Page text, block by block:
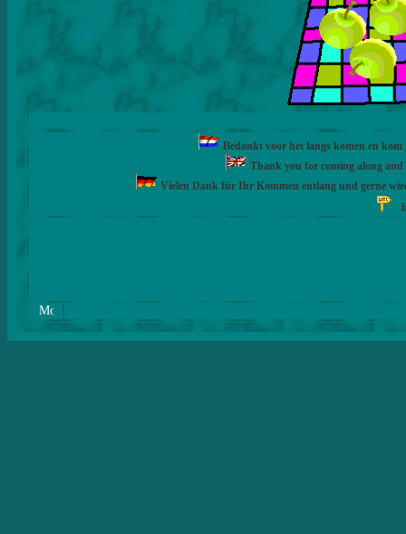
Bedankt voor het langs komen en
Thank you for coming along and
Vielen Dank für Ihr Kommen entlang und gerne